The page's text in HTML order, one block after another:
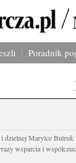
Poradnik
i dzielnej Marylce Butruk
wsparcia i